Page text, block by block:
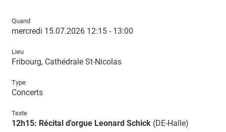
Quand
mercredi 15.07.2026 12:15 - 13:00
Lieu
Fribourg, Cathédrale St-Nicolas
Type
Concerts
Texte
12h15: Récital d'orgue Leonard Schick (DE-Halle)